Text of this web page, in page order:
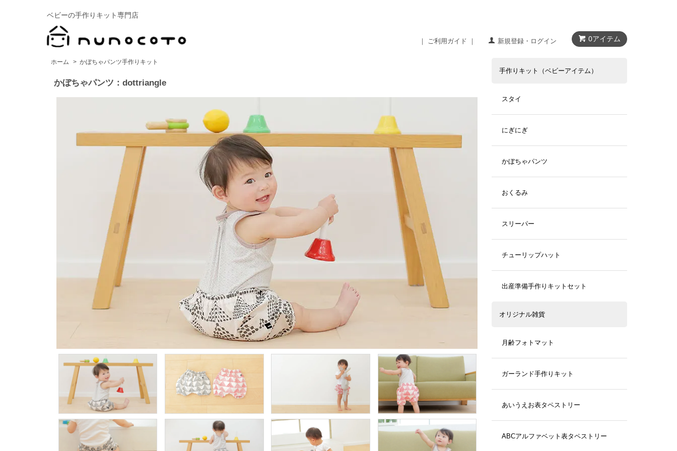
0アイテム
｜ ご利用ガイド ｜ 新規登録・ログイン
ベビーの手作りキット専門店
ホーム > かぼちゃパンツ手作りキット
かぼちゃパンツ：dottriangle
手作りキット（ベビーアイテム）
スタイ
にぎにぎ
かぼちゃパンツ
おくるみ
スリーパー
チューリップハット
出産準備手作りキットセット
オリジナル雑貨
月齢フォトマット
ガーランド手作りキット
あいうえお表タペストリー
ABCアルファベット表タペストリー